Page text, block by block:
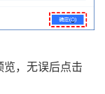
览，无误后点击